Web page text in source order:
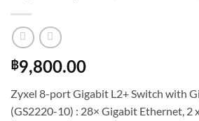
฿9,800.00
Zyxel 8-port Gigabit L2+ Switch with
(GS2220-10) : 28× Gigabit Ethernet, 2